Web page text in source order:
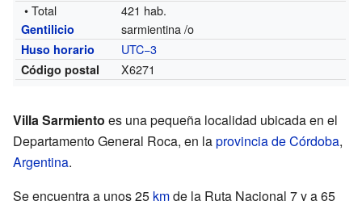
• Total 421 hab.
Gentilicio sarmientina /o
Huso horario UTC−3
Código postal X6271
Villa Sarmiento es una pequeña localidad ubicada en el
Departamento General Roca, en laprovincia de Córdoba,
Argentina.
Se encuentra a unos 25 kmde la Ruta Nacional 7 y a 65